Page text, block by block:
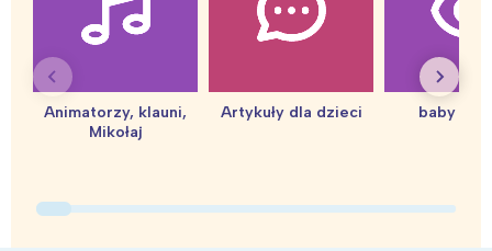
Animatorzy, klauni,
Mikołaj
Artykuły dla dzieci baby
Warszawa
Łódź
Poznań
Wrocław
Śląsk
Kraków
Północ
Wybieram